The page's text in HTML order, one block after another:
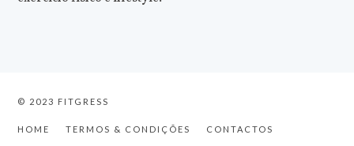
© 2023 FITGRESS
HOME TERMOS & CONDIÇÕES CONTACTOS